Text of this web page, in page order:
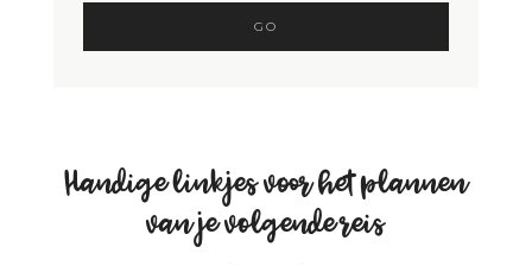
Handige linkjes voor het plannen
van je volgende reis